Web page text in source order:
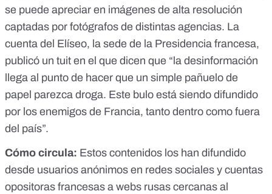
se puede apreciar en imágenes de alta resolución
captadas por fotógrafos de distintas agencias. La
cuenta del Elíseo, la sede de la Presidencia francesa,
publicó un tuit en el que dicen que “la desinformación
llega al punto de hacer que un simple pañuelo de
papel parezca droga. Este bulo está siendo difundido
por los enemigos de Francia, tanto dentro como fuera
del país”.
Cómo circula: Estos contenidos los han difundido
desde usuarios anónimos en redes sociales y cuentas
opositoras francesas a webs rusas cercanas al